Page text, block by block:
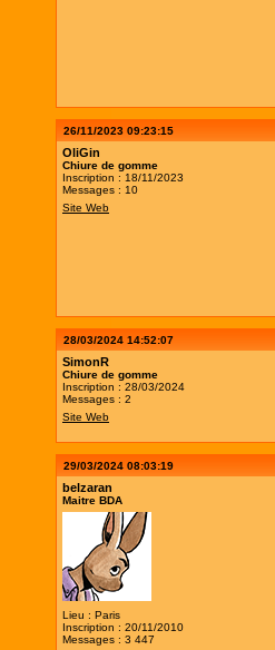
26/11/2023 09:23:15
OliGin
Chiure de gomme
Inscription : 18/11/2023
Messages : 10
Site Web
28/03/2024 14:52:07
SimonR
Chiure de gomme
Inscription : 28/03/2024
Messages : 2
Site Web
29/03/2024 08:03:19
belzaran
Maitre BDA
Lieu : Paris
Inscription : 20/11/2010
Messages : 3 447